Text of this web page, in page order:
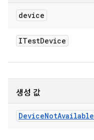
device
ITestDevice
생성 값
DeviceNotAvailable